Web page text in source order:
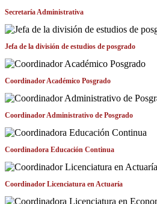
Secretaría Administrativa
Jefa de la división de estudios de posgrado
Coordinador Académico Posgrado
Coordinador Administrativo de Posgrado
Coordinadora Educación Continua
Coordinador Licenciatura en Actuaría